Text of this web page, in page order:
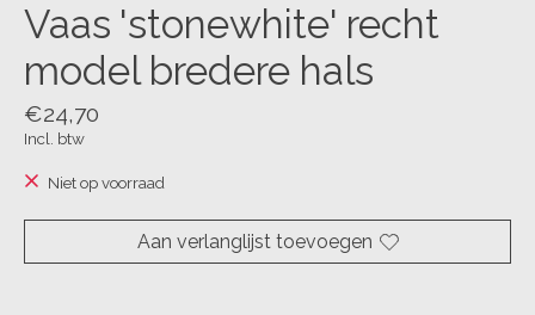
Vaas 'stonewhite' recht
model bredere hals
€24,70
Incl. btw
Niet op voorraad
Aan verlanglijst toevoegen